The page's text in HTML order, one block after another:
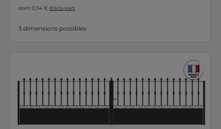
dont 0,34 € d’éco-part
3 dimensions possibles